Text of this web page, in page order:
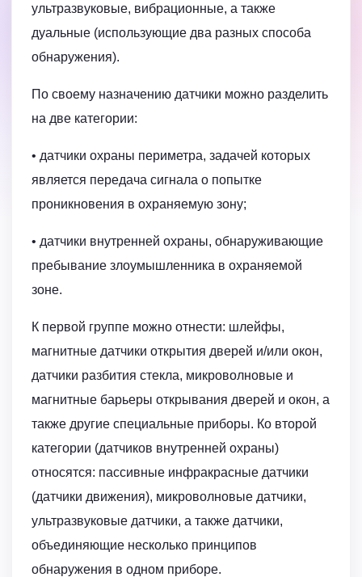
ультразвуковые, вибрационные, а также
дуальные (использующие два разных способа
обнаружения).
По своему назначению датчики можно разделить
на две категории:
• датчики охраны периметра, задачей которых
является передача сигнала о попытке
проникновения в охраняемую зону;
• датчики внутренней охраны, обнаруживающие
пребывание зло­умышленника в охраняемой
зоне.
К первой группе можно отнести: шлейфы,
магнитные датчики открытия дверей и/или окон,
датчики разбития стекла, микроволновые и
магнитные барьеры открывания дверей и окон, а
также другие специальные приборы. Ко второй
категории (датчиков внутренней охраны)
относятся: пассивные инфракрасные датчики
(датчики движения), микроволновые датчики,
ультразвуковые датчики, а также датчики,
объединяющие несколько принципов
обнаружения в одном приборе.